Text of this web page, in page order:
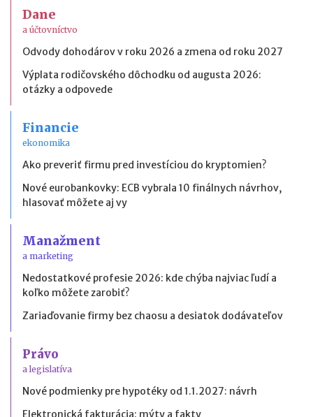
Dane
a účtovníctvo
Odvody dohodárov v roku 2026 a zmena od roku 2027
Výplata rodičovského dôchodku od augusta 2026:
otázky a odpovede
Financie
ekonomika
Ako preveriť firmu pred investíciou do kryptomien?
Nové eurobankovky: ECB vybrala 10 finálnych návrhov,
hlasovať môžete aj vy
Manažment
a marketing
Nedostatkové profesie 2026: kde chýba najviac ľudí a
koľko môžete zarobiť?
Zariaďovanie firmy bez chaosu a desiatok dodávateľov
Právo
a legislatíva
Nové podmienky pre hypotéky od 1.1.2027: návrh